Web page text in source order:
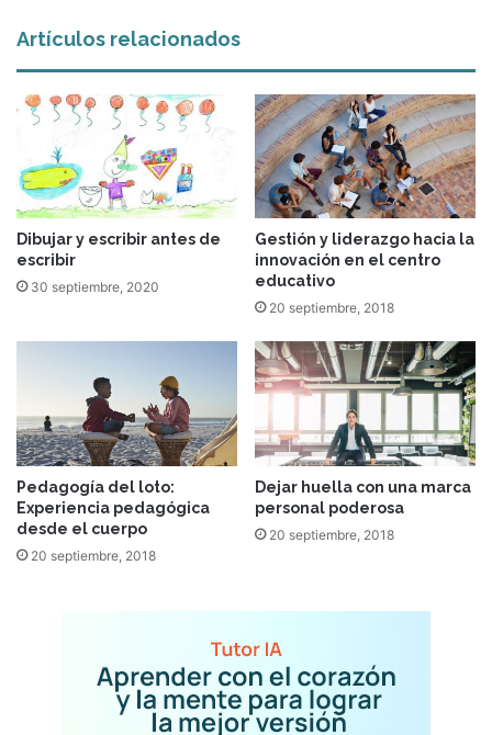
Artículos relacionados
Dibujar y escribir antes de
escribir
30 septiembre, 2020
Gestión y liderazgo hacia la
innovación en el centro
educativo
20 septiembre, 2018
Pedagogía del loto:
Experiencia pedagógica
desde el cuerpo
20 septiembre, 2018
Dejar huella con una marca
personal poderosa
20 septiembre, 2018